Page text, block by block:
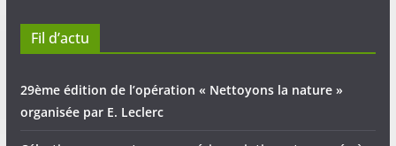
Fil d’actu
29ème édition de l’opération « Nettoyons la nature »
organisée par E. Leclerc